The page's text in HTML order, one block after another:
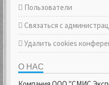
Пользователи
Связаться с
Удалить cookies
О НАС